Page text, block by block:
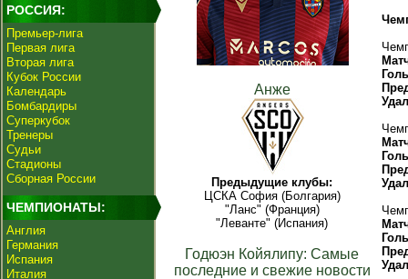
РОССИЯ:
Премьер-лига
Первая лига
Вторая лига
Кубок России
Календарь
Бомбардиры
Суперкубок
Тренеры
Судьи
Стадионы
Сборная России
ЧЕМПИОНАТЫ:
Англия
Германия
Испания
Италия
Анже
Предыдущие клубы:
ЦСКА София (Болгария)
"Ланс" (Франция)
"Леванте" (Испания)
Годюэн Койялипу: Самые
последние и свежие новости